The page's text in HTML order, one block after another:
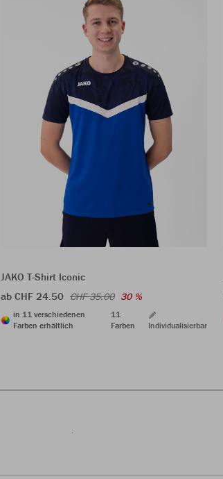
JAKO T-Shirt Iconic
ab CHF 24.50 CHF 35.00 30 %
in 11 verschiedenen
Farben erhältlich
11
Farben
Individualisierbar